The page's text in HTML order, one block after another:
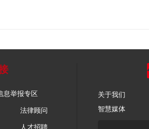
息举报专区
法律顾问
人才招聘
关于我们
智慧媒体